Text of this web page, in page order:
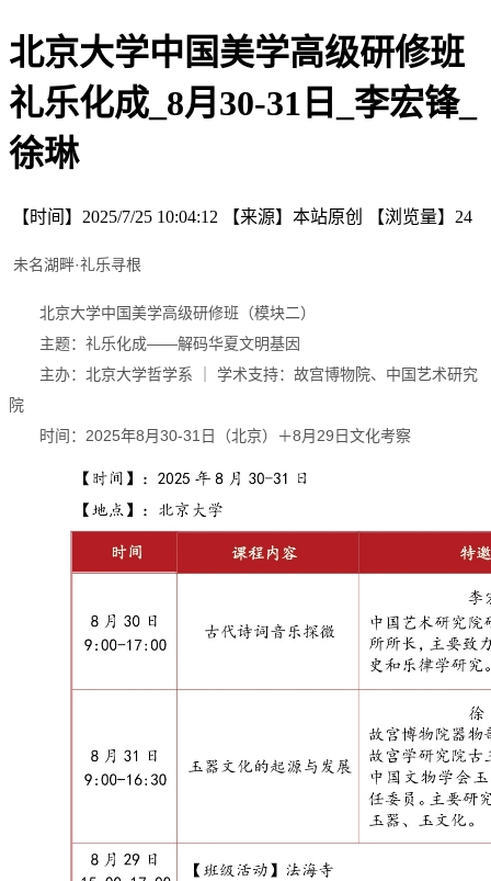
北京大学中国美学高级研修班
礼乐化成_8月30-31日_李宏锋_
徐琳
【时间】 2025/7/25 10:04:12 【来源】 本站原创 【浏览量】 24
未名湖畔·礼乐寻根
北京大学中国美学高级研修班（模块二）
主题：礼乐化成——解码华夏文明基因
主办：北京大学哲学系 ｜ 学术支持：故宫博物院、中国艺术研究
院
时间：2025年8月30-31日（北京）＋8月29日文化考察